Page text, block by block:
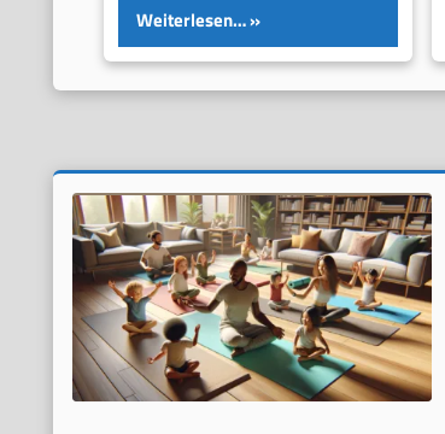
Weiterlesen…